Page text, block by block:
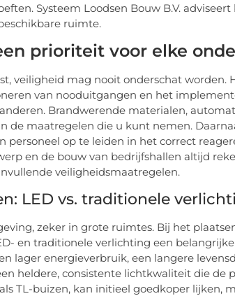
Systeem Loodsen Bouw B.V.
ruimte.
prioriteit voor elke
veiligheid mag nooit onderschat worden.
van nooduitgangen en het
Brandwerende materialen,
de maatregelen die u kunt nemen.
op te leiden in het correct
en de bouw van bedrijfshallen altijd
veiligheidsmaatregelen.
LED vs. traditionele
zeker in grote ruimtes. Bij het
en traditionele verlichting een
lager energieverbruik, een langere
heldere, consistente lichtkwaliteit die de
TL-buizen, kan initieel goedkoper lijken,